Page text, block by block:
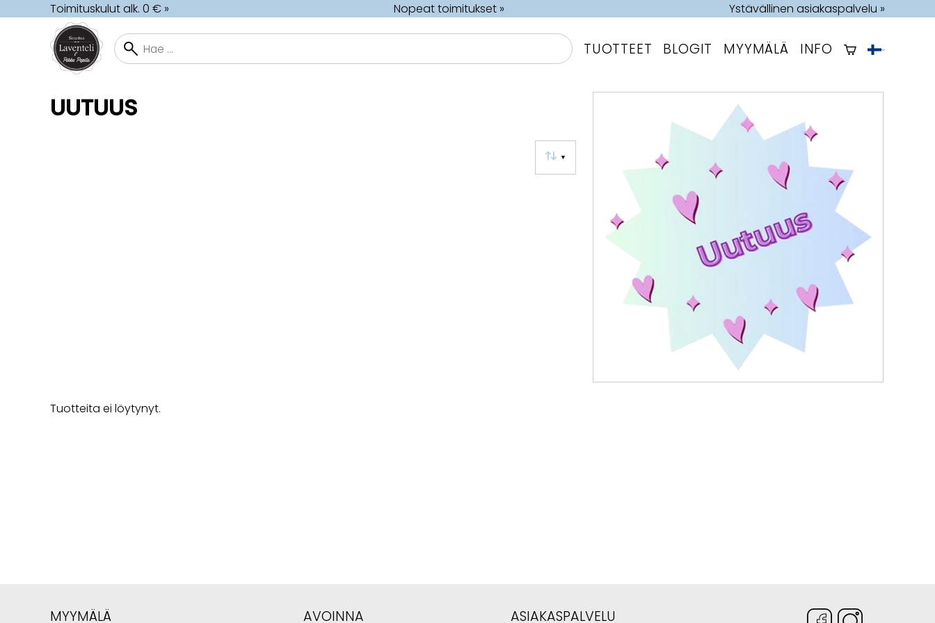
Toimituskulut alk. 0 € » Nopeat toimitukset » Ystävällinen asiakaspalvelu »
TUOTTEET BLOGIT MYYMÄLÄ INFO
UUTUUS
▼
Tuotteita ei löytynyt.
MYYMÄLÄ AVOINNA ASIAKASPALVELU